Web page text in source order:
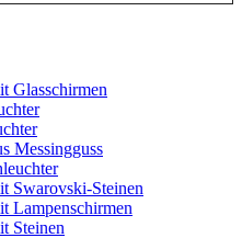
Glasschirmen
Messingguss
Swarovski-Steinen
Lampenschirmen
Steinen